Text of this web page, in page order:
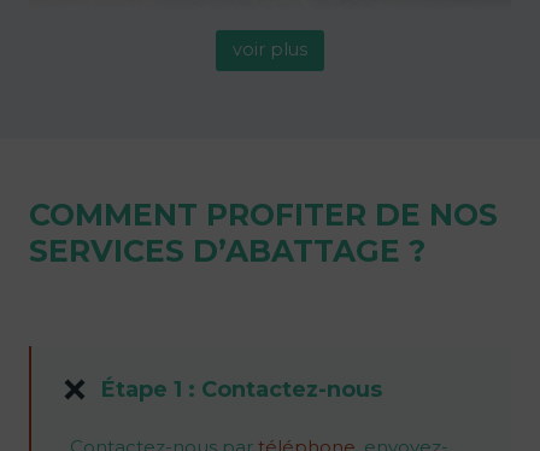
voir plus
COMMENT PROFITER DE NOS
SERVICES D’ABATTAGE ?
Étape 1 : Contactez-nous